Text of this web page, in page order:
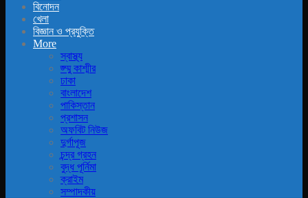
বিনোদন
খেলা
বিজ্ঞান ও প্রযুক্তি
More
স্বাস্থ্য
জ্ম্মু কাশ্মীর
ঢাকা
বাংলাদেশ
পাকিস্তান
প্রশাসন
অফবিট নিউজ
দুর্গাপূজ
চন্দ্র গ্রহন
বুদ্ধ পূর্নিমা
ক্রাইম
সম্পাদকীয়